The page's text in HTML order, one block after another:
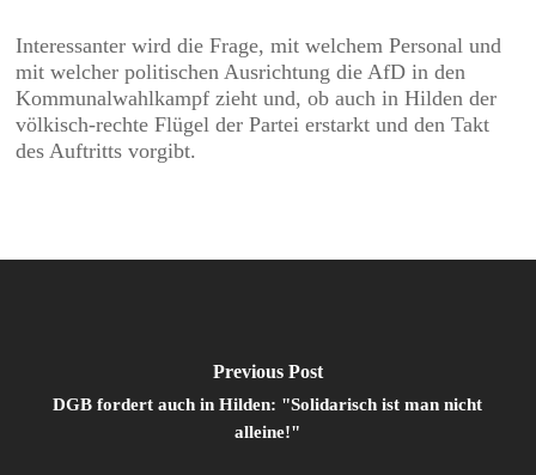
Interessanter wird die Frage, mit welchem Personal und
mit welcher politischen Ausrichtung die AfD in den
Kommunalwahlkampf zieht und, ob auch in Hilden der
völkisch-rechte Flügel der Partei erstarkt und den Takt
des Auftritts vorgibt.
Previous Post
DGB fordert auch in Hilden: "Solidarisch ist man nicht
alleine!"